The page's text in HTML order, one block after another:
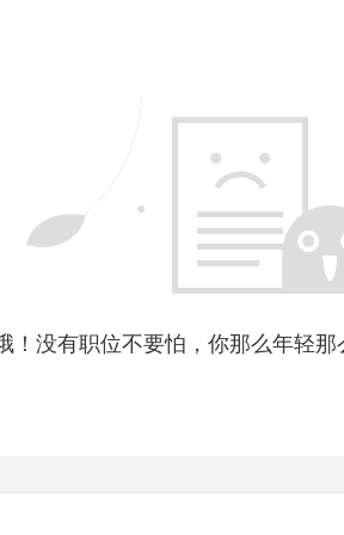
！没有职位不要怕，你那么年轻